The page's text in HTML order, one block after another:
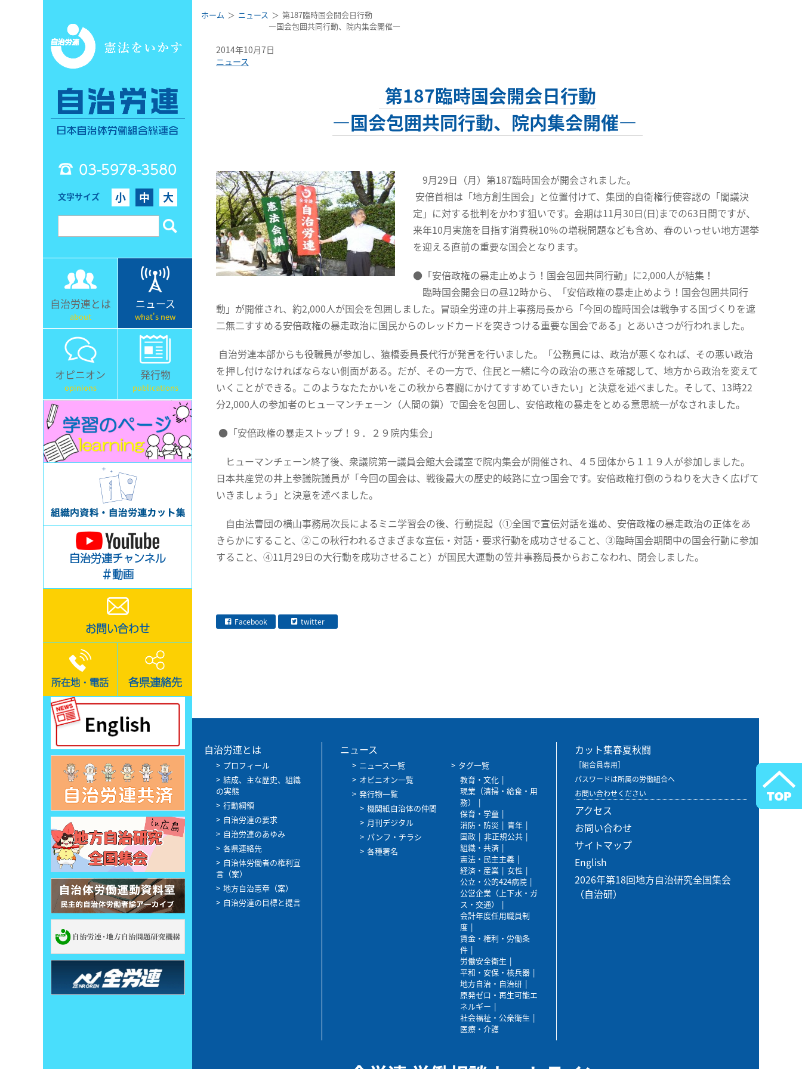
03-5978-3580
文字サイズ 小 中 大
自治労連とは
about
ニュース
what's new
オピニオン
opinions
発行物
publications
自治労連チャンネル
＃動画
お問い合わせ
所在地・電話 各県連絡先
ホーム ニュース
第187臨時国会開会日行動
―国会包囲共同行動、院内集会開催―
2014年10月7日
ニュース
第187臨時国会開会日行動
―国会包囲共同行動、院内集会開催―
9月29日（月）第187臨時国会が開会されました。
安倍首相は「地方創生国会」と位置付けて、集団的自衛権行使容認の「閣議決
定」に対する批判をかわす狙いです。会期は11月30日(日)までの63日間ですが、
来年10月実施を目指す消費税10％の増税問題なども含め、春のいっせい地方選挙
を迎える直前の重要な国会となります。
●「安倍政権の暴走止めよう！国会包囲共同行動」に2,000人が結集！
臨時国会開会日の昼12時から、「安倍政権の暴走止めよう！国会包囲共同行
動」が開催され、約2,000人が国会を包囲しました。冒頭全労連の井上事務局長から「今回の臨時国会は戦争する国づくりを遮
二無二すすめる安倍政権の暴走政治に国民からのレッドカードを突きつける重要な国会である」とあいさつが行われました。
自治労連本部からも役職員が参加し、猿橋委員長代行が発言を行いました。「公務員には、政治が悪くなれば、その悪い政治
を押し付けなければならない側面がある。だが、その一方で、住民と一緒に今の政治の悪さを確認して、地方から政治を変えて
いくことができる。このようなたたかいをこの秋から春闘にかけてすすめていきたい」と決意を述べました。そして、13時22
分2,000人の参加者のヒューマンチェーン（人間の鎖）で国会を包囲し、安倍政権の暴走をとめる意思統一がなされました。
●「安倍政権の暴走ストップ！９．２９院内集会」
ヒューマンチェーン終了後、衆議院第一議員会館大会議室で院内集会が開催され、４５団体から１１９人が参加しました。
日本共産党の井上参議院議員が「今回の国会は、戦後最大の歴史的岐路に立つ国会です。安倍政権打倒のうねりを大きく広げて
いきましょう」と決意を述べました。
自由法曹団の横山事務局次長によるミニ学習会の後、行動提起（①全国で宣伝対話を進め、安倍政権の暴走政治の正体をあ
きらかにすること、②この秋行われるさまざまな宣伝・対話・要求行動を成功させること、③臨時国会期間中の国会行動に参加
すること、④11月29日の大行動を成功させること）が国民大運動の笠井事務局長からおこなわれ、閉会しました。
Facebook twitter
自治労連とは
プロフィール
結成、主な歴史、組織
の実態
行動綱領
自治労連の要求
自治労連のあゆみ
各県連絡先
自治体労働者の権利宣
言（案）
地方自治憲章（案）
自治労連の目標と提言
ニュース
ニュース一覧
オピニオン一覧
発行物一覧
機関紙自治体の仲間
月刊デジタル
パンフ・チラシ
各種署名
タグ一覧
教育・文化
現業（清掃・給食・用
務）
保育・学童
消防・防災
青年
国政
非正規公共
組織・共済
憲法・民主主義
経済・産業
女性
公立・公的424病院
公営企業（上下水・ガ
ス・交通）
会計年度任用職員制
度
賃金・権利・労働条
件
労働安全衛生
平和・安保・核兵器
地方自治・自治研
原発ゼロ・再生可能エ
ネルギー
社会福祉・公衆衛生
医療・介護
カット集春夏秋闘
［組合員専用］
パスワードは所属の労働組合へ
お問い合わせください
アクセス
お問い合わせ
サイトマップ
English
2026年第18回地方自治研究全国集会
（自治研）